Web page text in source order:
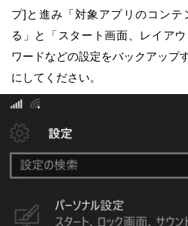
プ]と進み「対象アプリのコンテ
る」と「スタート画面、レイア
ワードなどの設定をバックアップ
にしてください。